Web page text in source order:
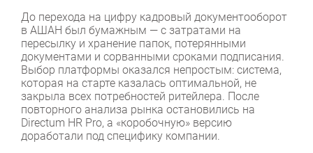
До перехода на цифру кадровый документооборот
в АШАН был бумажным — с затратами на
пересылку и хранение папок, потерянными
документами и сорванными сроками подписания.
Выбор платформы оказался непростым: система,
которая на старте казалась оптимальной, не
закрыла всех потребностей ритейлера. После
повторного анализа рынка остановились на
Directum HR Pro, а «коробочную» версию
доработали под специфику компании.